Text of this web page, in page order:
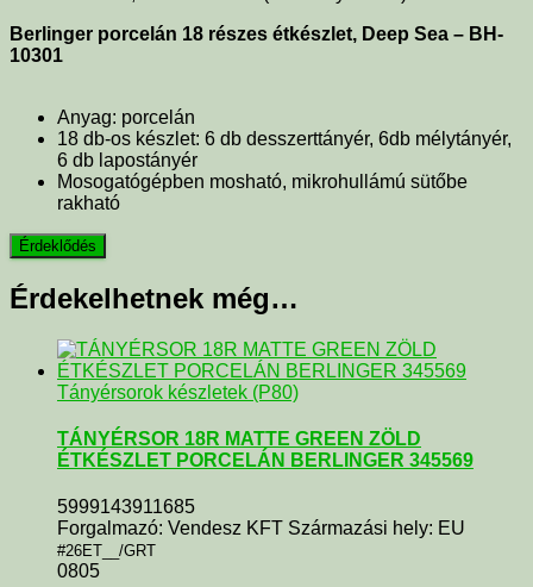
Berlinger porcelán 18 részes étkészlet, Deep Sea – BH-
10301
Anyag: porcelán
18 db-os készlet: 6 db desszerttányér, 6db mélytányér,
6 db lapostányér
Mosogatógépben mosható, mikrohullámú sütőbe
rakható
Érdekelhetnek még…
Tányérsorok készletek (P80)
TÁNYÉRSOR 18R MATTE GREEN ZÖLD
ÉTKÉSZLET PORCELÁN BERLINGER 345569
5999143911685
Forgalmazó: Vendesz KFT Származási hely: EU
#26ET__/GRT
0805